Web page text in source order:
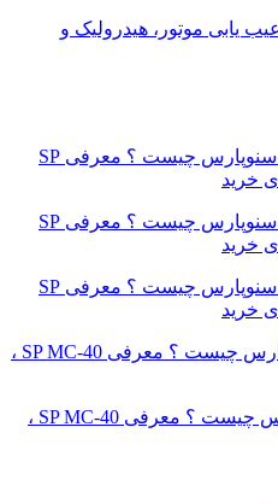
یابی موتور، هیدرولیک و
مینی لودر سنوپارس چیست ؟ معرفی SP
مینی لودر سنوپارس چیست ؟ معرفی SP
مینی لودر سنوپارس چیست ؟ معرفی SP
مینی لودر سنوپارس چیست ؟ معرفی SP MC-40 ،
مینی لودر سنوپارس چیست ؟ معرفی SP MC-40 ،